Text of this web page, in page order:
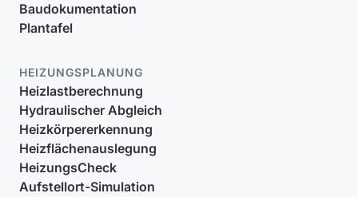
Baudokumentation
Plantafel
HEIZUNGSPLANUNG
Heizlastberechnung
Hydraulischer Abgleich
Heizkörpererkennung
Heizflächenauslegung
HeizungsCheck
Aufstellort-Simulation